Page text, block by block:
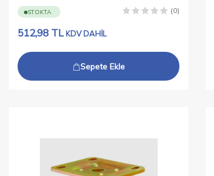
STOKTA (0)
512,98 TL KDV DAHİL
Sepete Ekle